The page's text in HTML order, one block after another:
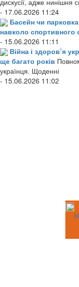
- 17.06.2026 11:24
Басейн чи
навколо спортивного
- 15.06.2026 11:11
Війна і здоров’я
ще багато років
українця. Щоденні
- 15.06.2026 11:02